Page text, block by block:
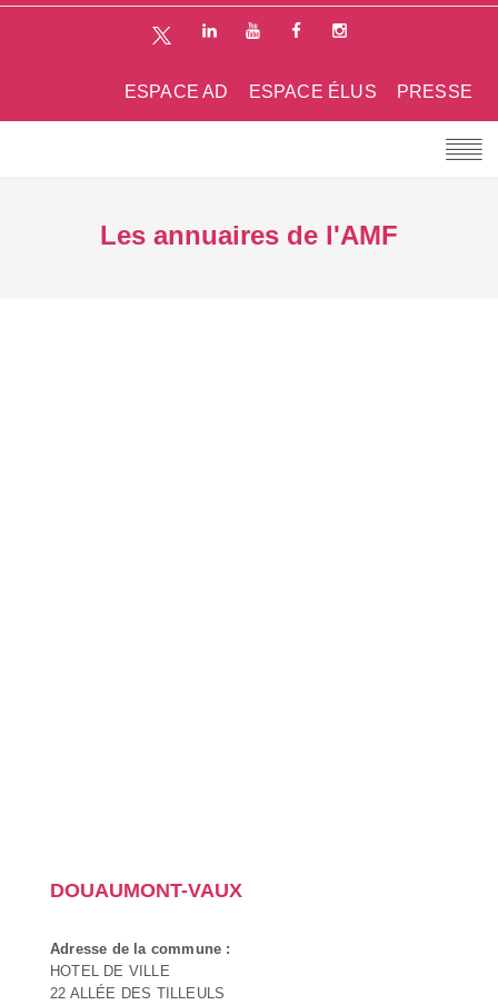
PRESSE
ESPACE ÉLUS
ESPACE AD
Les annuaires de l'AMF
DOUAUMONT-VAUX
Adresse de la commune :
HOTEL DE VILLE
22 ALLÉE DES TILLEULS